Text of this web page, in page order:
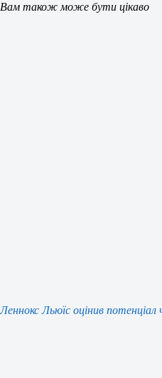
Вам також може бути цікаво
Леннокс Льюїс оцінив потенціал